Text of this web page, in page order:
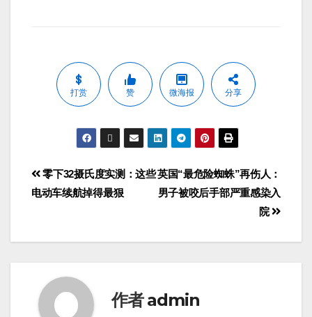
打赏 赞 微海报 分享
英国“最危险蜘蛛”再伤人：
男子被咬后手部严重感染入
院
零下32摄氏度实测：这些
电动车续航掉得最狠
作者admin